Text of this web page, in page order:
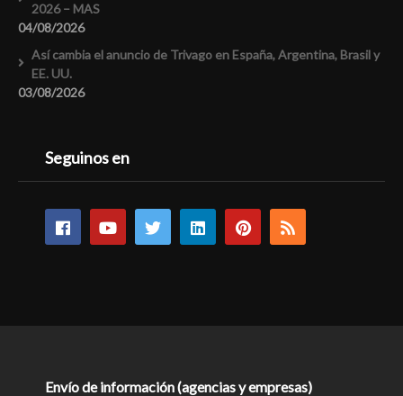
2026 – MAS
04/08/2026
Así cambia el anuncio de Trivago en España, Argentina, Brasil y
EE. UU.
03/08/2026
Seguinos en
Envío de información (agencias y empresas)